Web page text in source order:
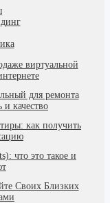
виртуальной
для ремонта
качество
как получить
что это такое и
Своих Близких